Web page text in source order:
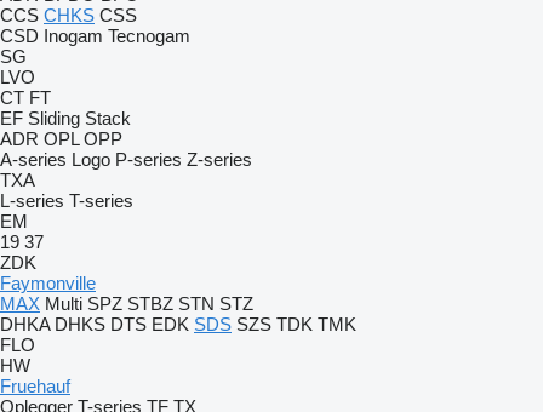
CCS CHKS CSS
CSD Inogam Tecnogam
SG
LVO
CT FT
EF Sliding Stack
ADR OPL OPP
A-series Logo P-series Z-series
TXA
L-series T-series
EM
19 37
ZDK
Faymonville
MAX Multi SPZ STBZ STN STZ
DHKA DHKS DTS EDK SDS SZS TDK TMK
FLO
HW
Fruehauf
Oplegger T-series TF TX